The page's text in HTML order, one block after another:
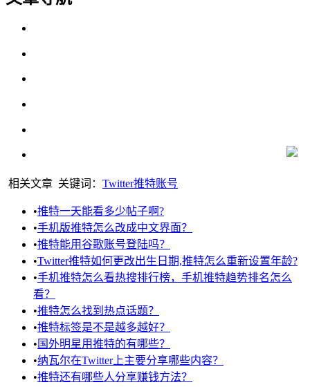
相关文章 关键词： Twitter推特账号
•推特一天能看多少帖子啊?
•手机版推特怎么改成中文界面？
•推特能用谷歌账号登陆吗？
•Twitter推特如何更改出生日期,推特怎么重新设置年龄?
•手机推特怎么看热搜排行榜，手机推特趋势排名怎么
看？
•推特怎么找到热点话题？
•推特标签是不是越多越好？
• 国外明星用推特的有哪些？
•纳瓦尔在Twitter上主要分享哪些内容？
•推特还有哪些人分享赚钱方法？